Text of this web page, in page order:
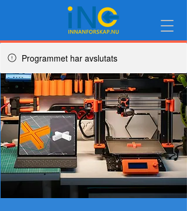
Programmet har avslutats